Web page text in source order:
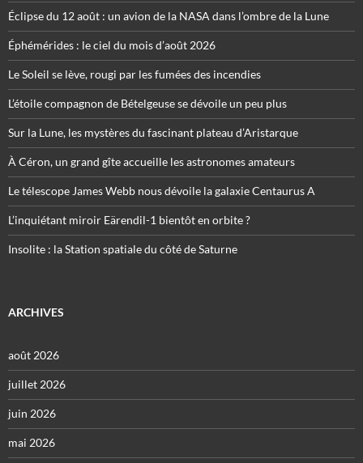
Éclipse du 12 août : un avion de la NASA dans l’ombre de la Lune
Éphémérides : le ciel du mois d’août 2026
Le Soleil se lève, rougi par les fumées des incendies
L’étoile compagnon de Bételgeuse se dévoile un peu plus
Sur la Lune, les mystères du fascinant plateau d’Aristarque
À Céron, un grand gîte accueille les astronomes amateurs
Le télescope James Webb nous dévoile la galaxie Centaurus A
L’inquiétant miroir Eärendil-1 bientôt en orbite ?
Insolite : la Station spatiale du côté de Saturne
ARCHIVES
août 2026
juillet 2026
juin 2026
mai 2026